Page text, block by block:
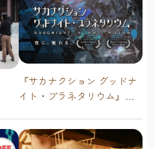
『サカナクション グッドナ
イト・プラネタリウム』が
科学館 ドームシアター】
2026年